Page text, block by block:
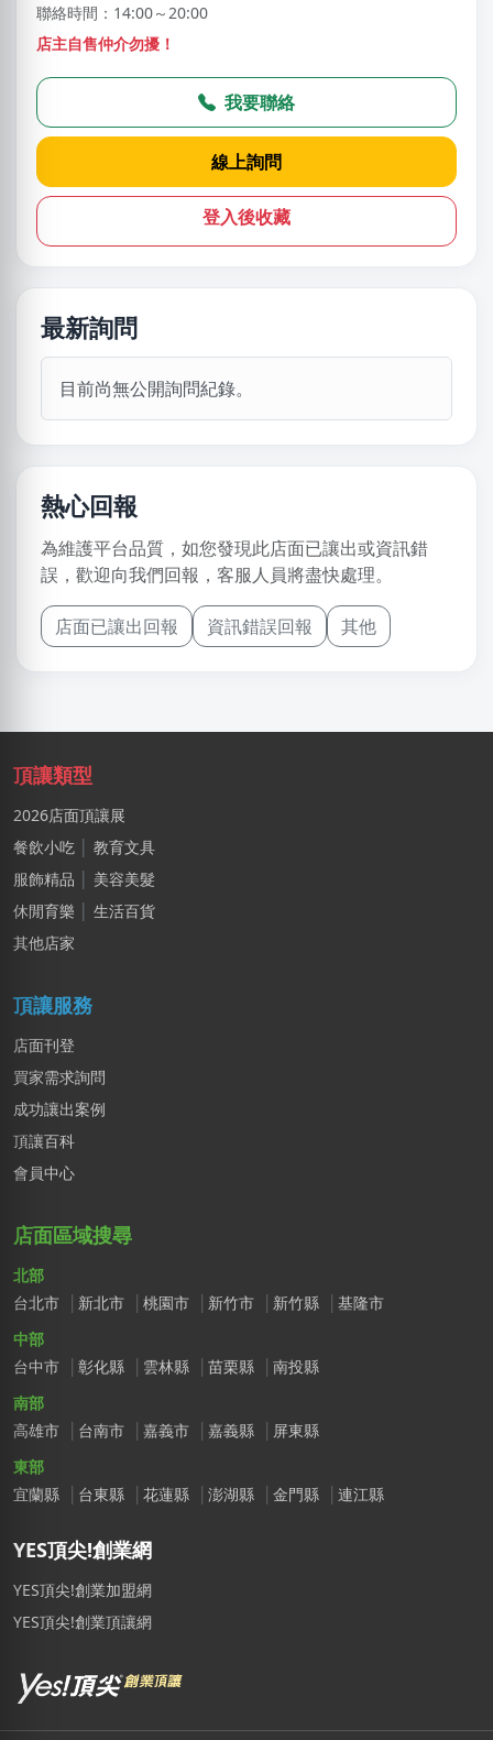
聯絡時間：14:00～20:00
店主自售仲介勿擾！
我要聯絡
線上詢問
登入後收藏
最新詢問
目前尚無公開詢問紀錄。
熱心回報
為維護平台品質，如您發現此店面已讓出或資訊錯
誤，歡迎向我們回報，客服人員將盡快處理。
店面已讓出回報 資訊錯誤回報 其他
頂讓類型
2026店面頂讓展
餐飲小吃
教育文具
服飾精品
美容美髮
休閒育樂
生活百貨
其他店家
頂讓服務
店面刊登
買家需求詢問
成功讓出案例
頂讓百科
會員中心
店面區域搜尋
北部
台北市
新北市 桃園市 新竹市 新竹縣
基隆市
中部
台中市
彰化縣 雲林縣 苗栗縣
南投縣
南部
高雄市
台南市 嘉義市 嘉義縣
屏東縣
東部
宜蘭縣
台東縣 花蓮縣 澎湖縣 金門縣 連江縣
YES頂尖!創業網
YES頂尖!創業加盟網
YES頂尖!創業頂讓網